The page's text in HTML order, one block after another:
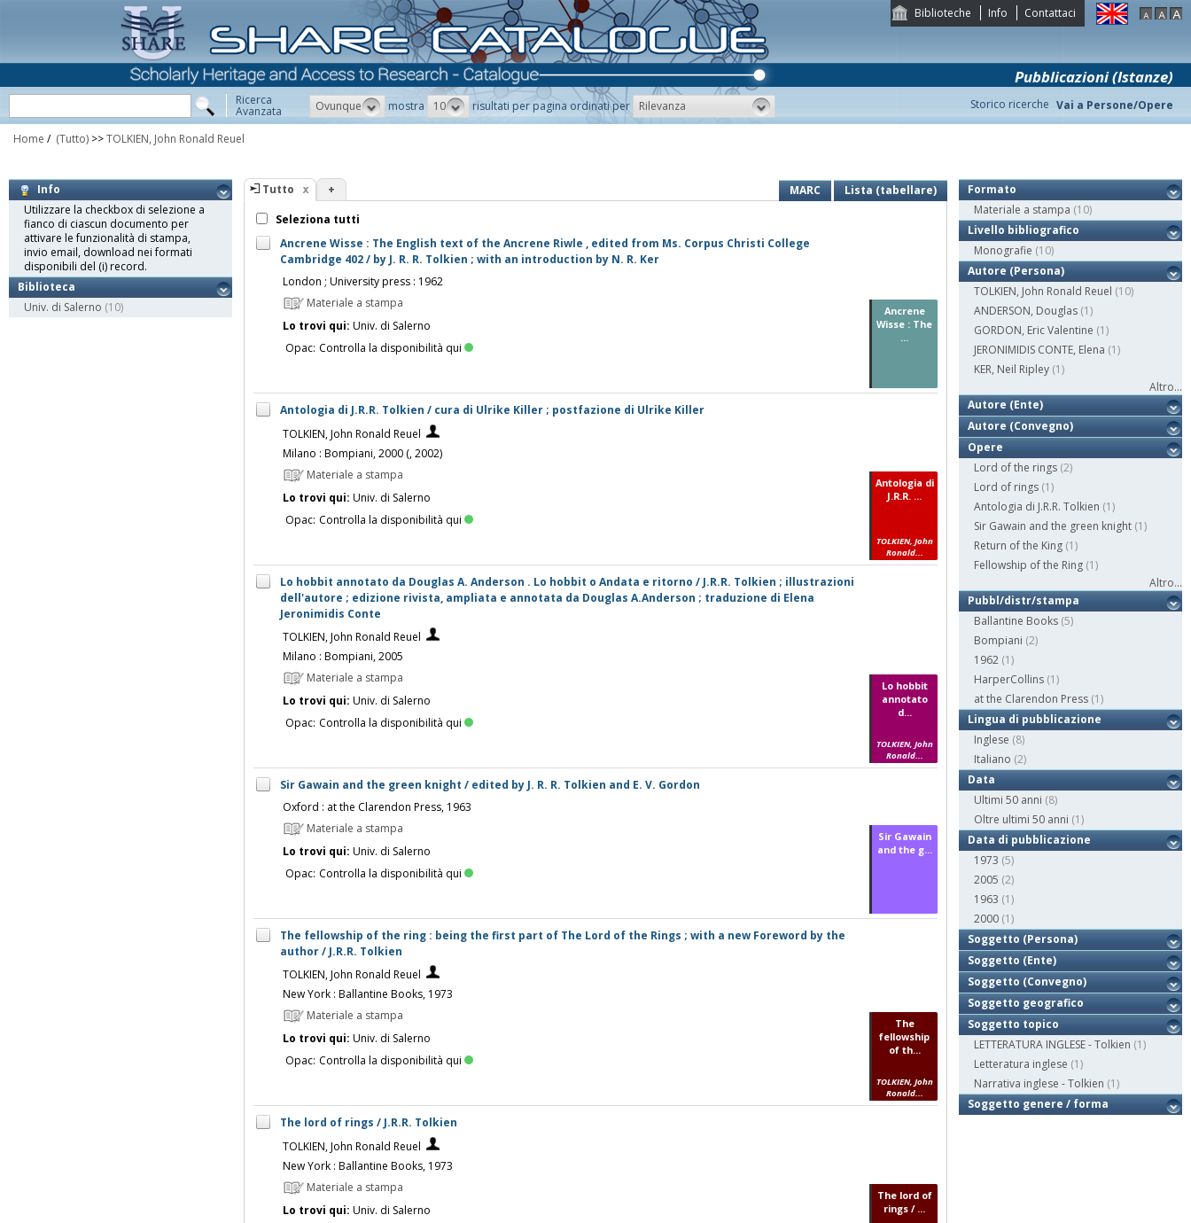
Biblioteche Info Contattaci
Storico ricerche
Pubblicazioni (Istanze)
Ricerca
Avanzata Ovunque mostra 10 risultati per pagina ordinati per Rilevanza Vai a Persone/Opere
Home / (Tutto) >>TOLKIEN, John Ronald Reuel
Info
Utilizzare la checkbox di selezione a
fianco di ciascun documento per
attivare le funzionalità di stampa,
invio email, download nei formati
disponibili del (i) record.
Biblioteca
Univ. di Salerno (10)
Tutto + MARC
Lista (tabellare)
Seleziona tutti
Ancrene Wisse : The English text of the Ancrene Riwle , edited from Ms. Corpus Christi College
Cambridge 402 / by J. R. R. Tolkien ; with an introduction by N. R. Ker
London ; University press : 1962
Materiale a stampa
Lo trovi qui: Univ. di Salerno
Opac: Controlla la disponibilità qui
Ancrene
Wisse : The
...
Antologia di J.R.R. Tolkien / cura di Ulrike Killer ; postfazione di Ulrike Killer
TOLKIEN, John Ronald Reuel
Milano : Bompiani, 2000 (, 2002)
Materiale a stampa
Lo trovi qui: Univ. di Salerno
Opac: Controlla la disponibilità qui
Antologia di
J.R.R. ...
TOLKIEN, John
Ronald...
Lo hobbit annotato da Douglas A. Anderson . Lo hobbit o Andata e ritorno / J.R.R. Tolkien ; illustrazioni
dell'autore ; edizione rivista, ampliata e annotata da Douglas A.Anderson ; traduzione di Elena
Jeronimidis Conte
TOLKIEN, John Ronald Reuel
Milano : Bompiani, 2005
Materiale a stampa
Lo trovi qui: Univ. di Salerno
Opac: Controlla la disponibilità qui
Lo hobbit
annotato
d...
TOLKIEN, John
Ronald...
Sir Gawain and the green knight / edited by J. R. R. Tolkien and E. V. Gordon
Oxford : at the Clarendon Press, 1963
Materiale a stampa
Lo trovi qui: Univ. di Salerno
Opac: Controlla la disponibilità qui
Sir Gawain
and the g...
The fellowship of the ring : being the first part of The Lord of the Rings ; with a new Foreword by the
author / J.R.R. Tolkien
TOLKIEN, John Ronald Reuel
New York : Ballantine Books, 1973
Materiale a stampa
Lo trovi qui: Univ. di Salerno
Opac: Controlla la disponibilità qui
The
fellowship
of th...
TOLKIEN, John
Ronald...
The lord of rings / J.R.R. Tolkien
TOLKIEN, John Ronald Reuel
New York : Ballantine Books, 1973
Materiale a stampa
Lo trovi qui: Univ. di Salerno
The lord of
rings / ...
Formato
Materiale a stampa (10)
Livello bibliografico
Monografie (10)
Autore (Persona)
TOLKIEN, John Ronald Reuel (10)
ANDERSON, Douglas (1)
GORDON, Eric Valentine (1)
JERONIMIDIS CONTE, Elena (1)
KER, Neil Ripley (1)
Altro...
Autore (Ente)
Autore (Convegno)
Opere
Lord of the rings (2)
Lord of rings (1)
Antologia di J.R.R. Tolkien (1)
Sir Gawain and the green knight (1)
Return of the King (1)
Fellowship of the Ring (1)
Altro...
Pubbl/distr/stampa
Ballantine Books (5)
Bompiani (2)
1962 (1)
HarperCollins (1)
at the Clarendon Press (1)
Lingua di pubblicazione
Inglese (8)
Italiano (2)
Data
Ultimi 50 anni (8)
Oltre ultimi 50 anni (1)
Data di pubblicazione
1973 (5)
2005 (2)
1963 (1)
2000 (1)
Soggetto (Persona)
Soggetto (Ente)
Soggetto (Convegno)
Soggetto geografico
Soggetto topico
LETTERATURA INGLESE - Tolkien (1)
Letteratura inglese (1)
Narrativa inglese - Tolkien (1)
Soggetto genere / forma